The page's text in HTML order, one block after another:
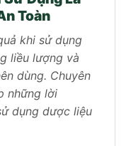
Toàn
khi sử dụng
liều lượng và
dùng. Chuyên
những lời
dụng dược liệu